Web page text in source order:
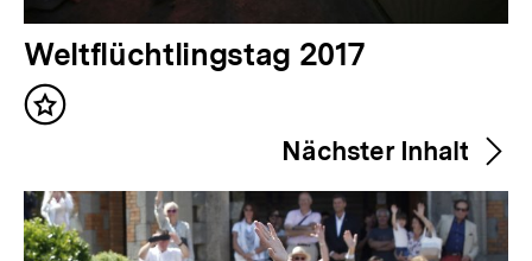
V
o
r
e
r
Weltflüchtlingstag 2017
Inhalt
Nächster Inhalt